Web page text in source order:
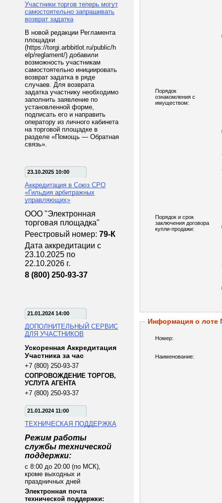
Участники торгов теперь могут
самостоятельно запрашивать
возврат задатка
В новой редакции Регламента
площадки
(https://torgi.arbbitlot.ru/public/h
elp/reglament/) добавили
возможность участникам
самостоятельно инициировать
возврат задатка в ряде
случаев. Для возврата
задатка участнику необходимо
заполнить заявление по
установленной форме,
подписать его и направить
оператору из личного кабинета
на торговой площадке в
разделе «Помощь — Обратная
связь».
23.10.2025 10:00
Аккредитация в Союз СРО
«Гильдия арбитражных
управляющих»
ООО "Электронная
торговая площадка"
Реестровый номер: 79-К
Дата аккредитации с
23.10.2025 по
22.10.2026 г.
8 (800) 250-93-37
21.01.2024 14:00
ДОПОЛНИТЕЛЬНЫЙ СЕРВИС
ДЛЯ УЧАСТНИКОВ
Ускоренная Аккредитация
Участника за час
+7 (800) 250-93-37
СОПРОВОЖДЕНИЕ ТОРГОВ,
УСЛУГА АГЕНТА
+7 (800) 250-93-37
21.01.2024 11:00
ТЕХНИЧЕСКАЯ ПОДДЕРЖКА
Режим работы
службы технической
поддержки:
с 8:00 до 20:00 (по МСК),
кроме выходных и
праздничных дней
Электронная почта
технической поддержки:
Порядок
ознакомления с
имуществом:
Порядок и срок
заключения договора
купли-продажи:
Информация о лоте
Номер:
Наименование: